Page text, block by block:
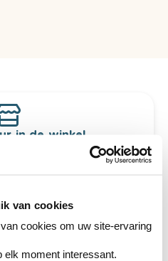
van cookies
cookies om uw site-ervaring
elk moment interessant.
in de winkel
stalen van je
om kleuren te